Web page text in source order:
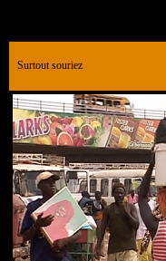
Surtout souriez